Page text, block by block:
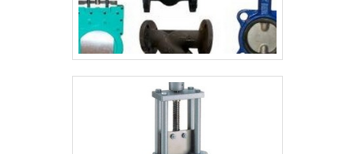
variedade de itens como venda e reforma
de válvulas hidráulicas e venda e reforma de
bombas hidráulicas.É comprometida com
por contar com escritório de vendas e
projetos e equipamentos de última
geração. Tudo isso, unido a um time de
colaboradores proativos e trabalhadores